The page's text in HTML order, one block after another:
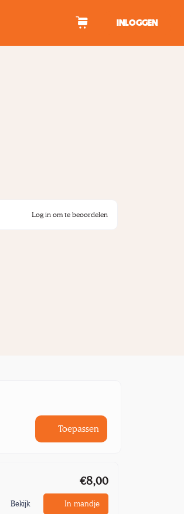
INLOGGEN
Log in om te beoordelen
Toepassen
€8,00
Bekijk In mandje